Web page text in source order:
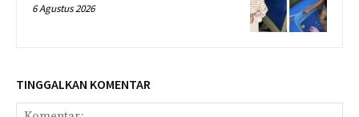
6 Agustus 2026
TINGGALKAN KOMENTAR